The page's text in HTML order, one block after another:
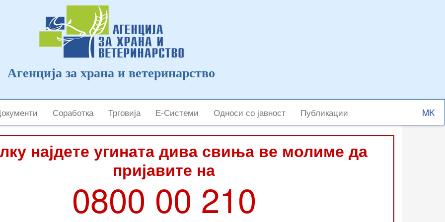
Агенција за храна и ветеринарство
Соработка Трговија Е-Системи Односи со јавност Публикации
Select
your
најдете угината дива свиња ве молиме да
пријавите на
0800 00 210